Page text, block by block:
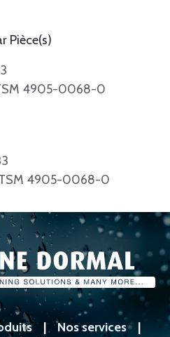
Pièce(s)
4905-0068-0
4905-0068-0
|Nos services|